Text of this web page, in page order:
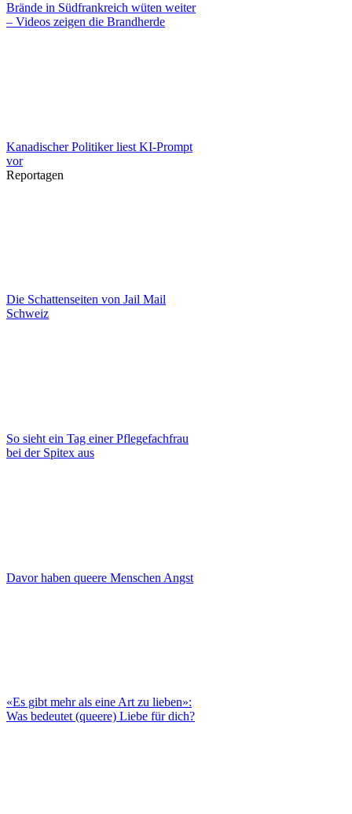
Brände in Südfrankreich wüten weiter
– Videos zeigen die Brandherde
Kanadischer Politiker liest KI-Prompt
vor
Reportagen
Die Schattenseiten von Jail Mail
Schweiz
So sieht ein Tag einer Pflegefachfrau
bei der Spitex aus
Davor haben queere Menschen Angst
«Es gibt mehr als eine Art zu lieben»:
Was bedeutet (queere) Liebe für dich?